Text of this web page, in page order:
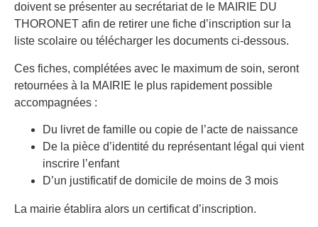
doivent se présenter au secrétariat de le MAIRIE DU
THORONET afin de retirer une fiche d’inscription sur la
liste scolaire ou télécharger les documents ci-dessous.
Ces fiches, complétées avec le maximum de soin, seront
retournées à la MAIRIE le plus rapidement possible
accompagnées :
Du livret de famille ou copie de l’acte de naissance
De la pièce d’identité du représentant légal qui vient
inscrire l’enfant
D’un justificatif de domicile de moins de 3 mois
La mairie établira alors un certificat d’inscription.